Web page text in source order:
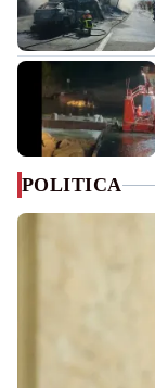
POLITICA